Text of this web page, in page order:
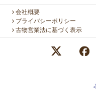
会社概要
プライバシーポリシー
古物営業法に基づく表示